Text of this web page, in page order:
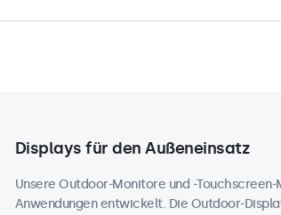
Displays für den Außeneinsatz
Unsere Outdoor-Monitore und -
Anwendungen entwickelt. Die Outdoor-